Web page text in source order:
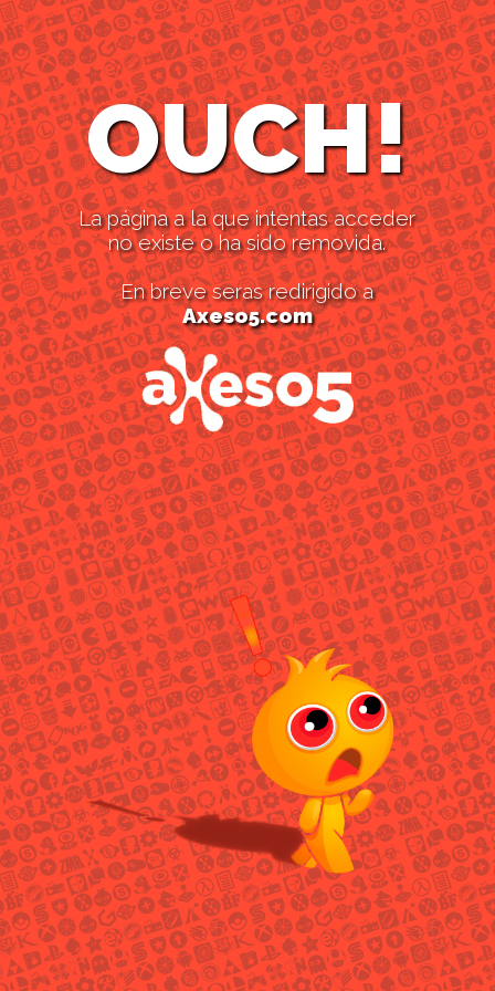
OUCH!
La página a la que intentas acceder
no existe o ha sido removida.
En breve seras redirigido a
Axeso5.com